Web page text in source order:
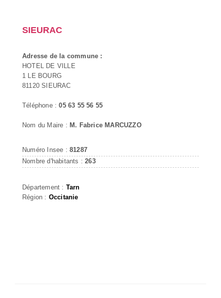
SIEURAC
Adresse de la commune :
HOTEL DE VILLE
1 LE BOURG
81120 SIEURAC
Téléphone :05 63 55 56 55
Nom du Maire : M. Fabrice MARCUZZO
Numéro Insee : 81287
Nombre d'habitants :263
Département : Tarn
Région : Occitanie